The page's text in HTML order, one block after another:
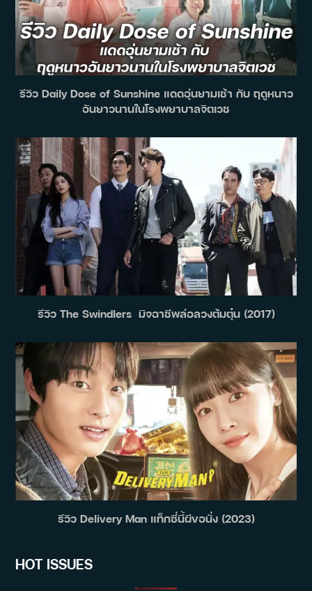
รีวิว Daily Dose of Sunshine แดดอุ่นยามเช้า กับ ฤดูหนาว
อันยาวนานในโรงพยาบาลจิตเวช
รีวิว The Swindlers มิจฉาชีพล่อลวงต้มตุ๋น (2017)
รีวิว Delivery Man แท็กซี่นี้ผีขอนั่ง (2023)
HOT ISSUES